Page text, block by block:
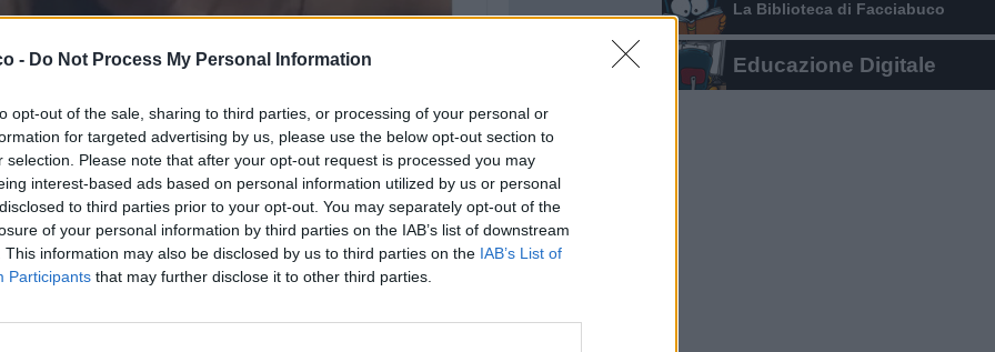
- Do Not Process My Personal Information
opt-out of the sale, sharing to third parties, or processing of your personal or
for targeted advertising by us, please use the below opt-out section to
selection. Please note that after your opt-out request is processed you may
interest-based ads based on personal information utilized by us or personal
to third parties prior to your opt-out. You may separately opt-out of the
of your personal information by third parties on the IAB’s list of downstream
This information may also be disclosed by us to third parties on the IAB’s List of
Participants that may further disclose it to other third parties.
Ti stimo fratello Link Salva
La Biblioteca di Facciabuco
Educazione Digitale